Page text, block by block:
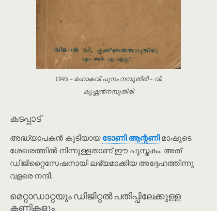
1945 – മഹാകവി പുനം നമ്പൂതിരി – വി.
കൃഷ്ണൻനമ്പൂതിരി
കടപ്പാട്
അദ്ധ്യാപകൻ കൂടിയായടോണി ആന്റണിമാഷുടെ
ശേഖരത്തിൽ നിന്നുള്ളതാണ് ഈ പുസ്തകം. അത്
ഡിജിറ്റൈസേഷനായി ലഭ്യമാക്കിയ അദ്ദേഹത്തിന്നു
വളരെ നന്ദി.
മെറ്റാഡാറ്റയും ഡിജിറ്റൽ പതിപ്പിലേക്കുള്ള
കണ്ണികളും